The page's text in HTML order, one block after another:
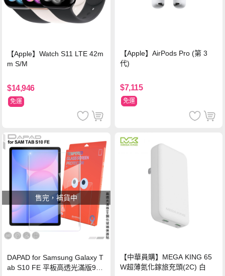
【Apple】Watch S11 LTE 42m
m S/M
$14,946
免運
【Apple】AirPods Pro (第 3
代)
$7,115
免運
售完，補貨中
DAPAD for Samsung Galaxy T
ab S10 FE 平板高透光滿版9H
【中華員購】MEGA KING 65
W超薄氮化鎵旅充頭(2C) 白